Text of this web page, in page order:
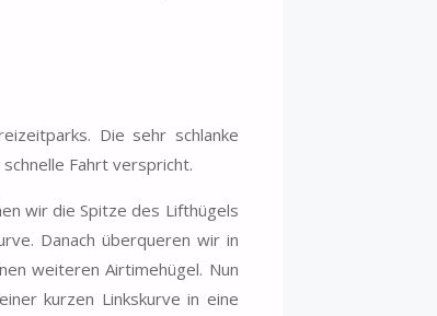
Die sehr schlanke
Fahrt verspricht.
wir die Spitze des Lifthügels
Danach überqueren wir in
weiteren Airtimehügel. Nun
kurzen Linkskurve in eine